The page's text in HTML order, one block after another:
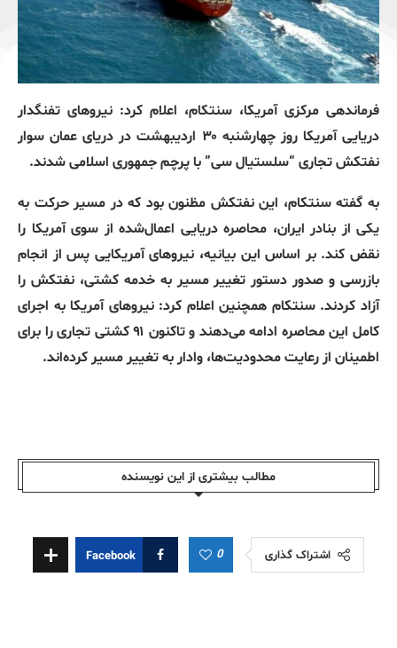
فرماندهی مرکزی آمریکا، سنتکام، اعلام کرد: نیروهای تفنگدار
دریایی آمریکا روز چهارشنبه ۳۰ اردیبهشت در دریای عمان سوار
نفتکش تجاری “سلستیال سی” با پرچم جمهوری اسلامی شدند.
به گفته سنتکام، این نفتکش مظنون بود که در مسیر حرکت به
یکی از بنادر ایران، محاصره دریایی اعمال‌شده از سوی آمریکا را
نقض کند. بر اساس این بیانیه، نیروهای آمریکایی پس از انجام
بازرسی و صدور دستور تغییر مسیر به خدمه کشتی، نفتکش را
آزاد کردند. سنتکام همچنین اعلام کرد: نیروهای آمریکا به اجرای
کامل این محاصره ادامه می‌دهند و تاکنون ۹۱ کشتی تجاری را برای
اطمینان از رعایت محدودیت‌ها، وادار به تغییر مسیر کرده‌اند.
مطالب بیشتری از این نویسندە
اشتراک گذاری 0
Facebook